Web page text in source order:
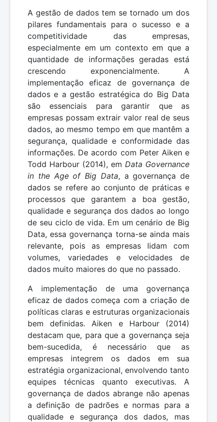
A gestão de dados tem se tornado um dos
pilares fundamentais para o sucesso e a
competitividade das empresas,
especialmente em um contexto em que a
quantidade de informações geradas está
crescendo exponencialmente. A
implementação eficaz de governança de
dados e a gestão estratégica do Big Data
são essenciais para garantir que as
empresas possam extrair valor real de seus
dados, ao mesmo tempo em que mantêm a
segurança, qualidade e conformidade das
informações. De acordo com Peter Aiken e
Todd Harbour (2014), em Data Governance
in the Age of Big Data, a governança de
dados se refere ao conjunto de práticas e
processos que garantem a boa gestão,
qualidade e segurança dos dados ao longo
de seu ciclo de vida. Em um cenário de Big
Data, essa governança torna-se ainda mais
relevante, pois as empresas lidam com
volumes, variedades e velocidades de
dados muito maiores do que no passado.
A implementação de uma governança
eficaz de dados começa com a criação de
políticas claras e estruturas organizacionais
bem definidas. Aiken e Harbour (2014)
destacam que, para que a governança seja
bem-sucedida, é necessário que as
empresas integrem os dados em sua
estratégia organizacional, envolvendo tanto
equipes técnicas quanto executivas. A
governança de dados abrange não apenas
a definição de padrões e normas para a
qualidade e segurança dos dados, mas